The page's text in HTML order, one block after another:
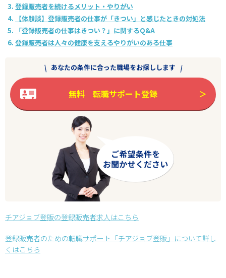
登録販売者を続けるメリット・やりがい
【体験談】登録販売者の仕事が「きつい」と感じたときの対処法
「登録販売者の仕事はきつい？」に関するQ&A
登録販売者は人々の健康を支えるやりがいのある仕事
あなたの条件に合った職場をお探しします
無料 転職サポート登録
チアジョブ登販の登録販売者求人はこちら
登録販売者のための転職サポート「チアジョブ登販」について詳し
くはこちら